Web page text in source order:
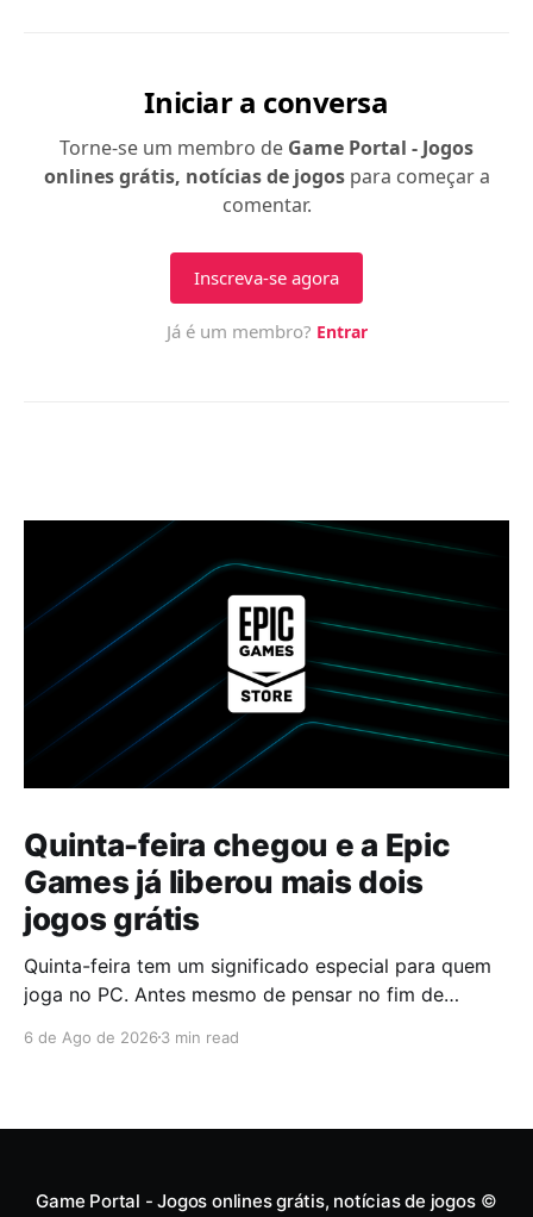
Quinta-feira chegou e a Epic
Games já liberou mais dois
jogos grátis
Quinta-feira tem um significado especial para quem
joga no PC. Antes mesmo de pensar no fim de
descobrir quais serão os próximos jogos a entrar na
diferentes,
6 de Ago de 2026 3 min read
Game Portal - Jogos onlines grátis, notícias de jogos©